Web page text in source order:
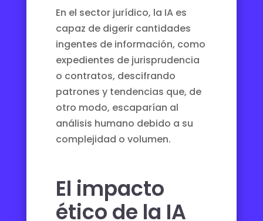
En el sector jurídico, la IA es
capaz de digerir cantidades
ingentes de información, como
expedientes de jurisprudencia
o contratos, descifrando
patrones y tendencias que, de
otro modo, escaparían al
análisis humano debido a su
complejidad o volumen.
El impacto
ético de la IA